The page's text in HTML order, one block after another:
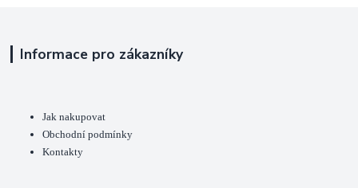
Informace pro zákazníky
Jak nakupovat
Obchodní podmínky
Kontakty